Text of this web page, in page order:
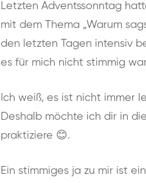
Letzten Adventssonntag
mit dem Thema „Warum
den letzten Tagen intensiv
es für mich nicht stimmig
Ich weiß, es ist nicht immer
Deshalb möchte ich dir in
praktiziere 😊.
Ein stimmiges ja zu mir ist